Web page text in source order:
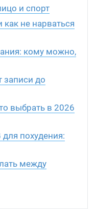
и спорт
не нарваться
кому можно,
записи до
выбрать в 2026
для похудения:
между